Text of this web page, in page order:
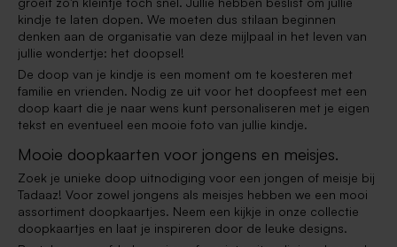
kindje te laten dopen. We moeten dus stilaan beginnen
denken aan de organisatie van deze mijlpaal in het leven van
jullie wondertje: het doopsel!
De doop van je kindje is een moment om te koesteren met
familie en vrienden. Nodig ze uit voor het doopfeest met een
doop kaart die je naar wens kunt personaliseren met je eigen
tekst en eventueel een mooie foto van jullie kindje.
Mooie doopkaarten voor jongens en meisjes.
Zoek je unieke doop uitnodiging voor een jongen of meisje bij
Tadaaz! Voor zowel jongens als meisjes hebben we een mooi
assortiment doopkaartjes. Neem een kijkje in onze collectie
doopkaartjes en laat je inspireren door de leuke designs.